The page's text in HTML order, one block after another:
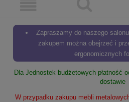
Zapraszamy do naszego
zakupem można obejrzeć i
ergonomicznych
Dla Jednostek budżetowych płatność
dostawie
W przypadku zakupu mebli